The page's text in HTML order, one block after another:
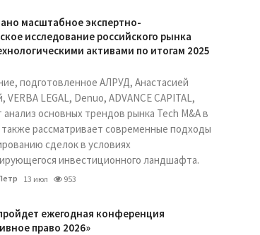
масштабное экспертно-
исследование российского рынка
активами по итогам 2025
подготовленное АЛРУД, Анастасией
VERBA LEGAL, Denuo, ADVANCE CAPITAL,
анализ основных трендов рынка Tech M&A в
также рассматривает современные подходы
сделок в условиях
инвестиционного ландшафта.
13 июл 953
ежегодная конференция
право 2026»